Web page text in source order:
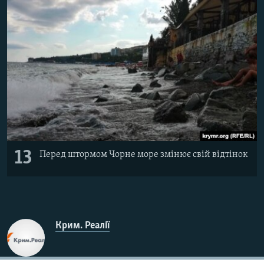
13 Перед штормом Чорне море змінює свій відтінок
Крим. Реалії